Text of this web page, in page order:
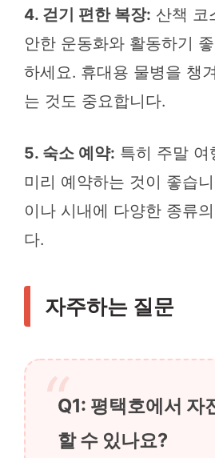
4. 걷기 편한 복장: 산책 코
안한 운동화와 활동하기
하세요. 휴대용 물병을 챙
는 것도 중요합니다.
5. 숙소 예약: 특히 주말 여
미리 예약하는 것이 좋습
이나 시내에 다양한 종류
다.
자주하는 질문
Q1: 평택호에서 자
할 수 있나요?